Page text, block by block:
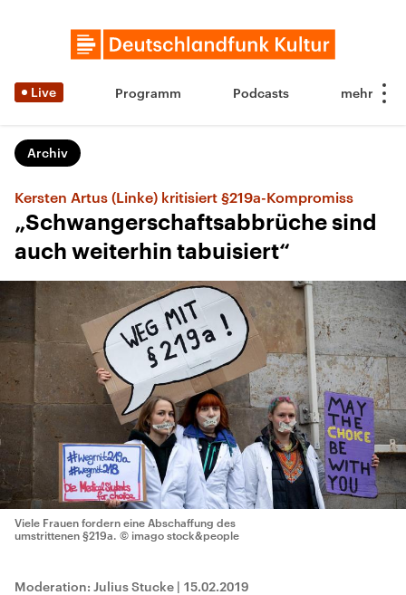
Live Programm Podcasts
Archiv
Kersten Artus (Linke) kritisiert §219a-Kompromiss
„Schwangerschaftsabbrüche sind
auch weiterhin tabuisiert“
Viele Frauen fordern eine Abschaffung des
umstrittenen §219a. © imago stock&people
Moderation: Julius Stucke | 15.02.2019